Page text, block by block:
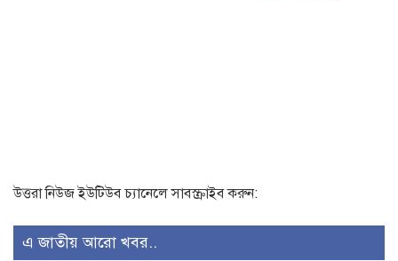
উত্তরা নিউজ ইউটিউব চ্যানেলে সাবস্ক্রাইব করুন:
এ জাতীয় আরো খবর..